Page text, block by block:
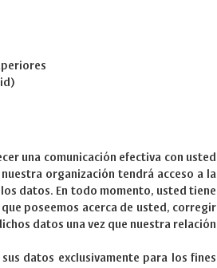
una comunicación efectiva con usted
organización tendrá acceso a la
datos. En todo momento, usted tiene
poseemos acerca de usted, corregir
datos una vez que nuestra relación
datos exclusivamente para los fines